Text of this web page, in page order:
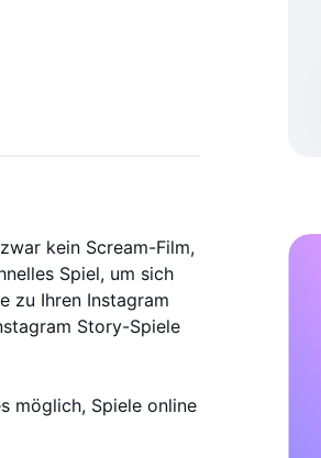
kein Scream-Film,
Spiel, um sich
zu Ihren Instagram
Story-Spiele
möglich, Spiele online